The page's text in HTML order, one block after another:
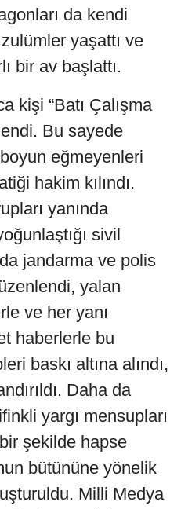
da kendi
yaşattı ve
bir av başlattı.
kişi “Batı Çalışma
Bu sayede
eğmeyenleri
hakim kılındı.
yanında
sivil
jandarma ve polis
yalan
ve her yanı
haberlerle bu
baskı altına alındı,
Daha da
yargı mensupları
şekilde hapse
bütününe yönelik
Milli Medya